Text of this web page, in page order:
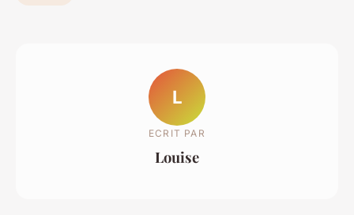
L
ECRIT PAR
Louise